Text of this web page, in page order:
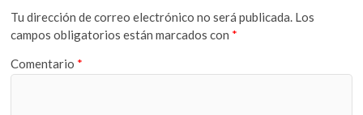
Tu dirección de correo electrónico no será publicada. Los
campos obligatorios están marcados con *
Comentario *